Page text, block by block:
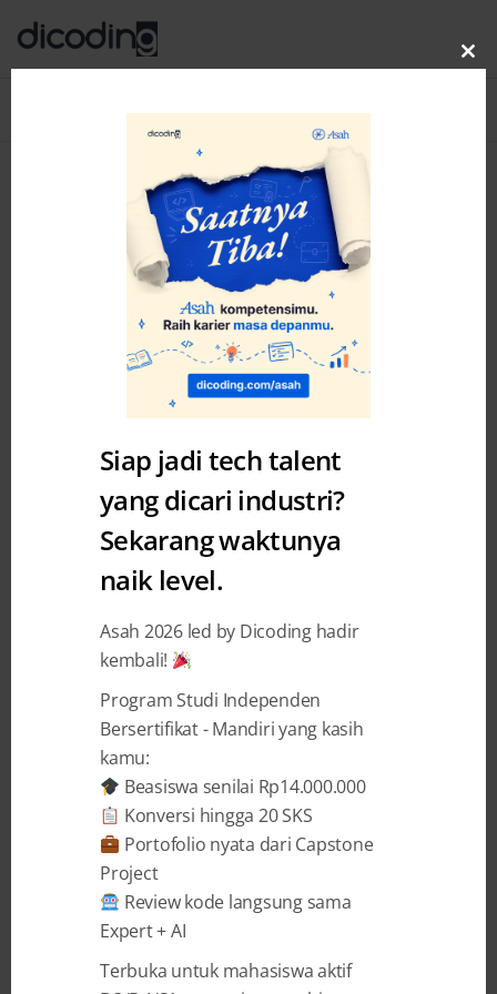
Modul
Respon Developer Terhadap
Dinamika Tren Artificial
Intelligence
BAGIKAN
Respon Developer
Terhadap Dinamika Tren
Siap jadi tech talent
yang dicari industri?
Sekarang waktunya
naik level.
Asah 2026 led by Dicoding hadir
kembali!
Program Studi Independen
Bersertifikat - Mandiri yang kasih
kamu:
Beasiswa senilai Rp14.000.000
Konversi hingga 20 SKS
Portofolio nyata dari Capstone
Project
Review kode langsung sama
Expert + AI
Terbuka untuk mahasiswa aktif